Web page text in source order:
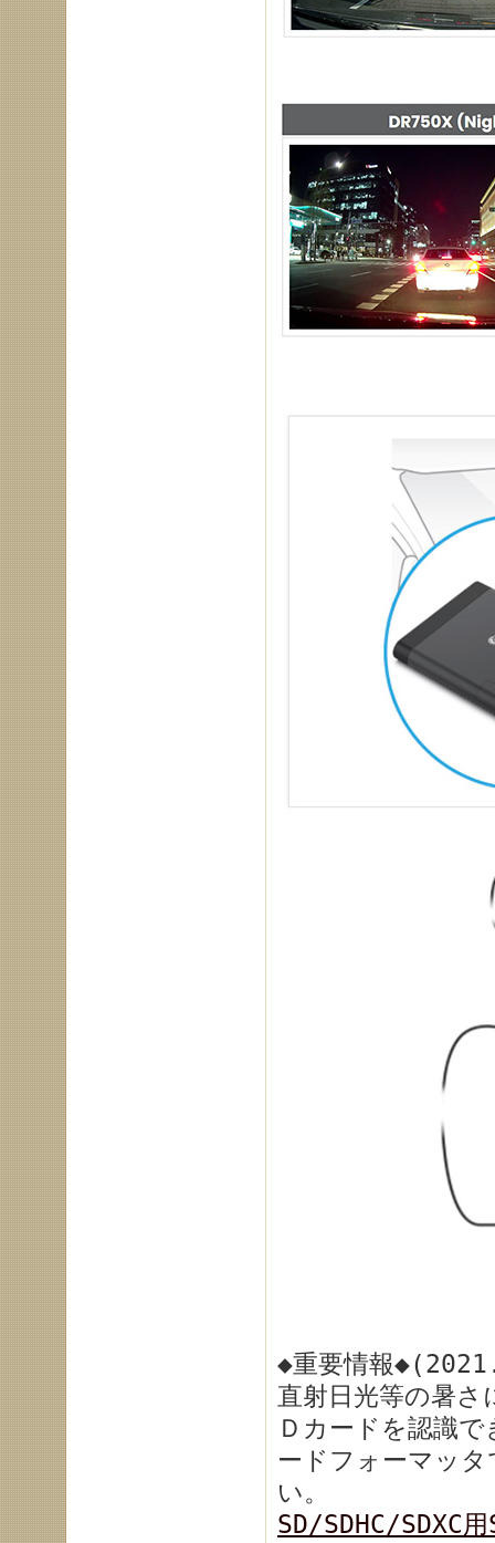
◆重要情報
直射日光等の暑
Ｄカードを認識
ードフォーマッ
い。
SD/SDHC/SDXC